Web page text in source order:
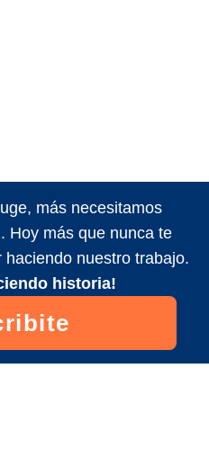
más necesitamos
Hoy más que nunca te
nuestro trabajo.
historia!